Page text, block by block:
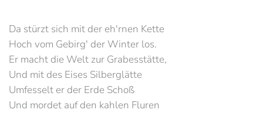
Da stürzt sich mit der eh'rnen Kette
Hoch vom Gebirg' der Winter los.
Er macht die Welt zur Grabesstätte,
Und mit des Eises Silberglätte
Umfesselt er der Erde Schoß
Und mordet auf den kahlen Fluren